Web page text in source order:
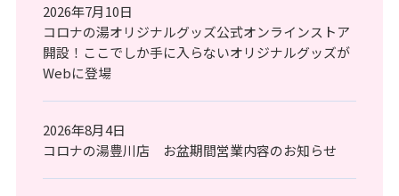
2026年7月10日
コロナの湯オリジナルグッズ公式オンラインストア
開設！ここでしか手に入らないオリジナルグッズが
Webに登場
2026年8月4日
コロナの湯豊川店 お盆期間営業内容のお知らせ